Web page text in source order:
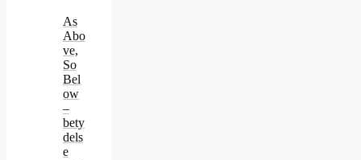
As
Abo
ve,
So
Bel
ow
–
bety
dels
e